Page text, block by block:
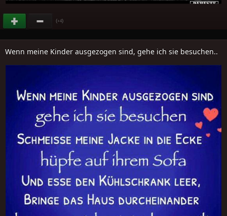
(+4)
Wenn meine Kinder ausgezogen sind, gehe ich sie besuchen..